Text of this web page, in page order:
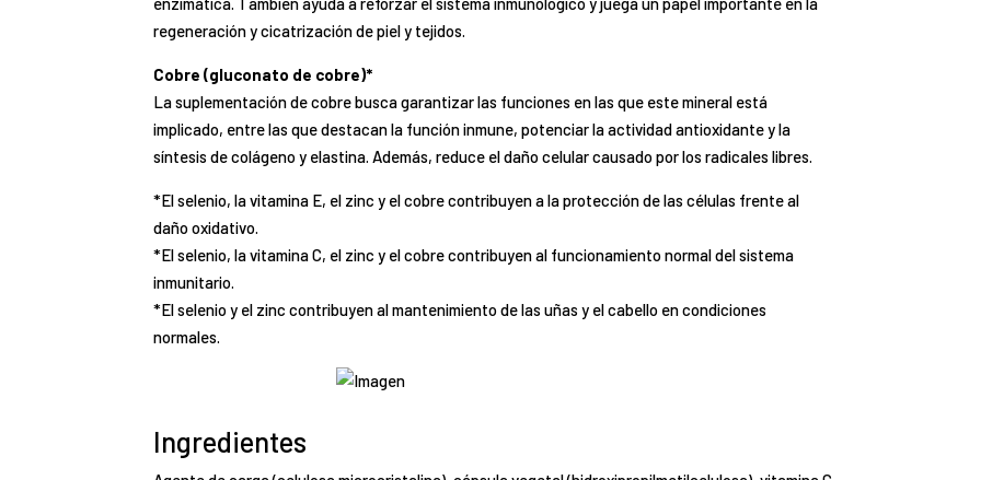
regeneración y cicatrización de piel y tejidos.
Cobre (gluconato de cobre)*
La suplementación de cobre busca garantizar las funciones en las que este mineral está
implicado, entre las que destacan la función inmune, potenciar la actividad antioxidante y la
síntesis de colágeno y elastina. Además, reduce el daño celular causado por los radicales libres.
*El selenio, la vitamina E, el zinc y el cobre contribuyen a la protección de las células frente al
daño oxidativo.
*El selenio, la vitamina C, el zinc y el cobre contribuyen al funcionamiento normal del sistema
inmunitario.
*El selenio y el zinc contribuyen al mantenimiento de las uñas y el cabello en condiciones
normales.
Ingredientes